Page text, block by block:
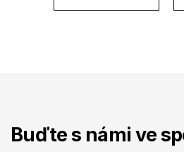
Buďte s námi ve